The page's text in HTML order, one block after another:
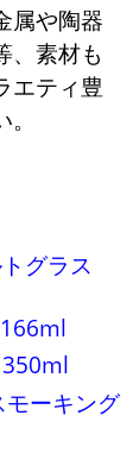
属や陶器
、素材も
エティ豊
グラス
ーキング